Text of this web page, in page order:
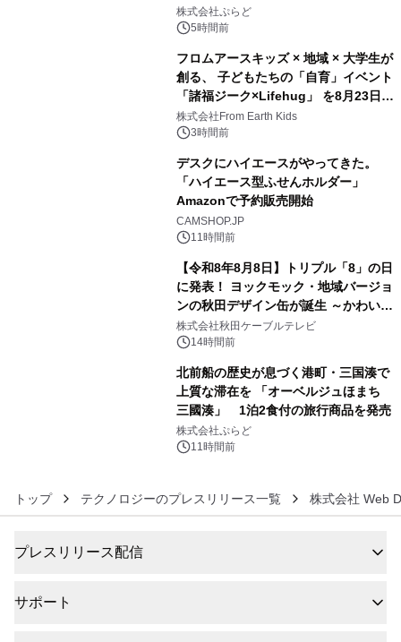
サウナも 「THE BOXY AWAJI」のお
得な素泊まり連泊プランで
株式会社ぷらど
5時間前
フロムアースキッズ × 地域 × 大学生が
創る、 子どもたちの「自育」イベント
「諸福ジーク×Lifehug」 を8月23日
(日)開催
株式会社From Earth Kids
3時間前
デスクにハイエースがやってきた。
「ハイエース型ふせんホルダー」
Amazonで予約販売開始
CAMSHOP.JP
11時間前
【令和8年8月8日】トリプル「8」の日
に発表！ ヨックモック・地域バージョ
ンの秋田デザイン缶が誕生 ～かわいい
秋田犬の子犬と秋田の四季と名所を巡
るパッケージ～ 9月1日(火)秋田県内で
販売開始
株式会社秋田ケーブルテレビ
14時間前
北前船の歴史が息づく港町・三国湊で
上質な滞在を 「オーベルジュほまち
三國湊」 1泊2食付の旅行商品を発売
株式会社ぷらど
11時間前
トップ テクノロジーのプレスリリース一覧 株式会社 Web
プレスリリース配信
サポート